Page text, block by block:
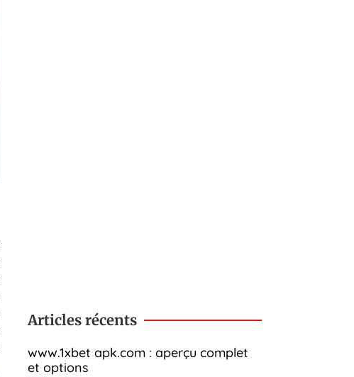
Articles récents
www.1xbet apk.com : aperçu complet
et options